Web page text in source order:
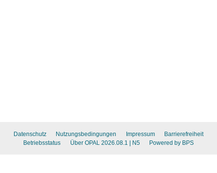
Datenschutz Nutzungsbedingungen Impressum
Barrierefreiheit
Betriebsstatus
Über OPAL 2026.08.1 | N5 Powered by BPS